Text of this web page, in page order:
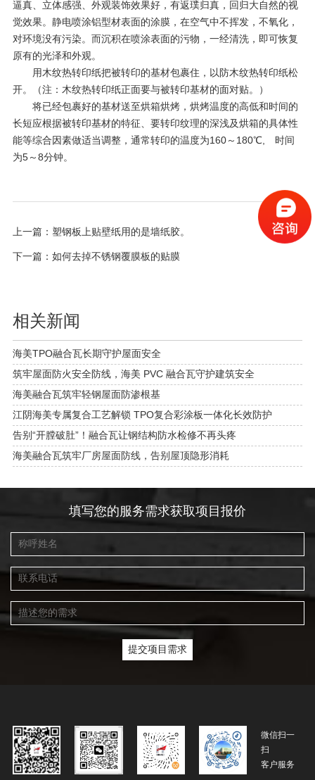
逼真、立体感强、外观装饰效果好，有返璞归真，回归大自然的视
觉效果。静电喷涂铝型材表面的涂膜，在空气中不挥发，不氧化，
对环境没有污染。而沉积在喷涂表面的污物，一经清洗，即可恢复
原有的光泽和外观。
用木纹热转印纸把被转印的基材包裹住，以防木纹热转印纸松
开。（注：木纹热转印纸正面要与被转印基材的面对贴。）
将已经包裹好的基材送至烘箱烘烤，烘烤温度的高低和时间的
长短应根据被转印基材的特征、要转印纹理的深浅及烘箱的具体性
能等综合因素做适当调整，通常转印的温度为160～180℃, 时间
为5～8分钟。
上一篇： 塑钢板上贴壁纸用的是墙纸胶。
下一篇： 如何去掉不锈钢覆膜板的贴膜
相关新闻
海美TPO融合瓦长期守护屋面安全
筑牢屋面防火安全防线，海美 PVC 融合瓦守护建筑安全
海美融合瓦筑牢轻钢屋面防渗根基
江阴海美专属复合工艺解锁 TPO复合彩涂板一体化长效防护
告别“开膛破肚”！融合瓦让钢结构防水检修不再头疼
海美融合瓦筑牢厂房屋面防线，告别屋顶隐形消耗
填写您的服务需求获取项目报价
微信扫一
扫
客户服务